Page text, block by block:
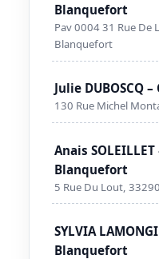
Blanquefort
Pav 0004 31 Rue De
Blanquefort
Julie DUBOSCQ
130 Rue Michel
Anais
Blanquefort
5 Rue Du Lout,
SYLVIA
Blanquefort